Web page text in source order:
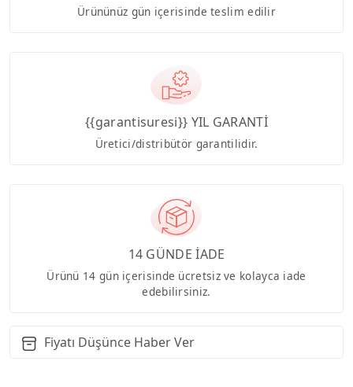
Ürününüz gün içerisinde teslim edilir
{{garantisuresi}} YIL GARANTİ
Üretici/distribütör garantilidir.
14 GÜNDE İADE
Ürünü 14 gün içerisinde ücretsiz ve kolayca iade
edebilirsiniz.
Fiyatı Düşünce Haber Ver